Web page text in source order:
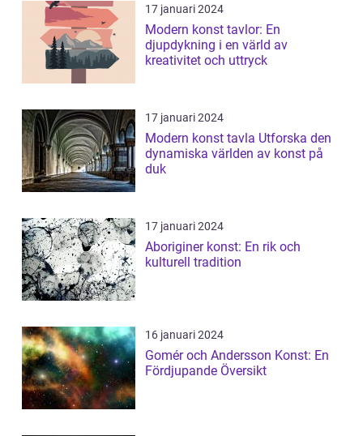
17 januari 2024
Modern konst tavlor: En
djupdykning i en värld av
kreativitet och uttryck
17 januari 2024
Modern konst tavla Utforska den
dynamiska världen av konst på
duk
17 januari 2024
Aboriginer konst: En rik och
kulturell tradition
16 januari 2024
Gomér och Andersson Konst: En
Fördjupande Översikt